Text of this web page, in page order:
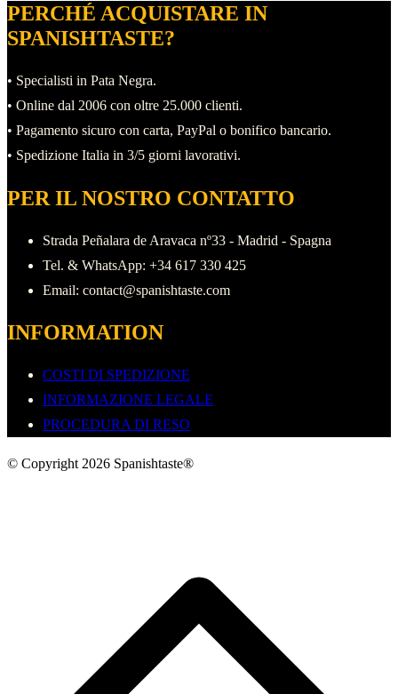
il
mondo
maiale
iberico
PERCHÉ ACQUISTARE IN
SPANISHTASTE?
• Specialisti in Pata Negra.
• Online dal 2006 con oltre 25.000 clienti.
• Pagamento sicuro con carta, PayPal o bonifico bancario.
• Spedizione Italia in 3/5 giorni lavorativi.
PER IL NOSTRO CONTATTO
Strada Peñalara de Aravaca nº33 - Madrid - Spagna
Tel. & WhatsApp: +34 617 330 425
Email: contact@spanishtaste.com
INFORMATION
COSTI DI SPEDIZIONE
INFORMAZIONE LEGALE
PROCEDURA DI RESO
© Copyright 2026 Spanishtaste®